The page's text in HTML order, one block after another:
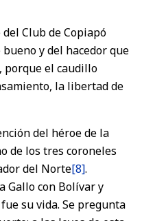
Club de Copiapó
y del hacedor que
porque el caudillo
la libertad de
del héroe de la
de los tres coroneles
del Norte[8].
Gallo con Bolívar y
su vida. Se pregunta